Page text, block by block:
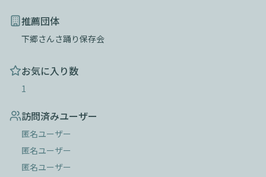
推薦団体
下郷さんさ踊り保存会
お気に入り数
1
訪問済みユーザー
匿名ユーザー
匿名ユーザー
匿名ユーザー